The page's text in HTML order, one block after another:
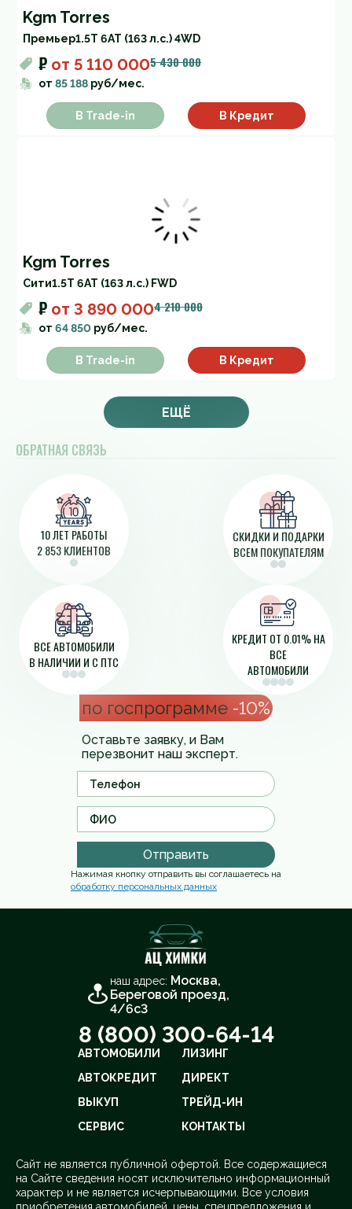
Kgm Torres
Премьер1.5T 6AT (163 л.с.) 4WD
₽ от 5 110 0005 430 000
от 85 188 руб/мес.
В Trade-in В Кредит
Kgm Torres
Cити1.5T 6AT (163 л.с.) FWD
₽ от 3 890 0004 210 000
от 64 850 руб/мес.
В Trade-in В Кредит
ЕЩЁ
ОБРАТНАЯ СВЯЗЬ
по госпрограмме -10%
Оставьте заявку, и Вам
перезвонит наш эксперт.
Отправить
Нажимая кнопку отправить вы соглашаетесь на
обработку персональных данных
10 ЛЕТ РАБОТЫ
2 853 КЛИЕНТОВ
СКИДКИ И ПОДАРКИ
ВСЕМ ПОКУПАТЕЛЯМ
ВСЕ АВТОМОБИЛИ
В НАЛИЧИИ И С ПТС
КРЕДИТ ОТ 0.01% НА
ВСЕ
АВТОМОБИЛИ
наш адрес: Москва,
Береговой проезд,
4/6с3
8 (800) 300-64-14
АВТОМОБИЛИ
ЛИЗИНГ
АВТОКРЕДИТ
ДИРЕКТ
ВЫКУП
ТРЕЙД-ИН
СЕРВИС
КОНТАКТЫ
Cайт не является публичной офертой. Все содержащиеся
на Сайте сведения носят исключительно информационный
характер и не является исчерпывающими. Все условия